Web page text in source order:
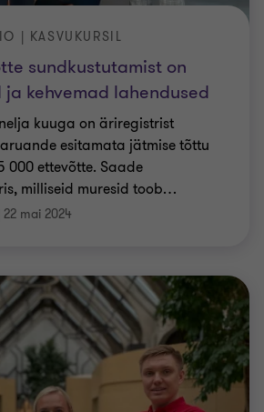
sundkustutamist on
kehvemad lahendused
| KASVUKURSIL
kuuga on äriregistrist
esitamata jätmise tõttu
000 ettevõtte. Saade
milliseid muresid toob…
22 mai 2024